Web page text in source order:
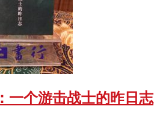
一个游击战士的昨日志